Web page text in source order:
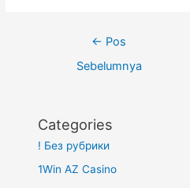
← Pos
Sebelumnya
Categories
! Без рубрики
1Win AZ Casino